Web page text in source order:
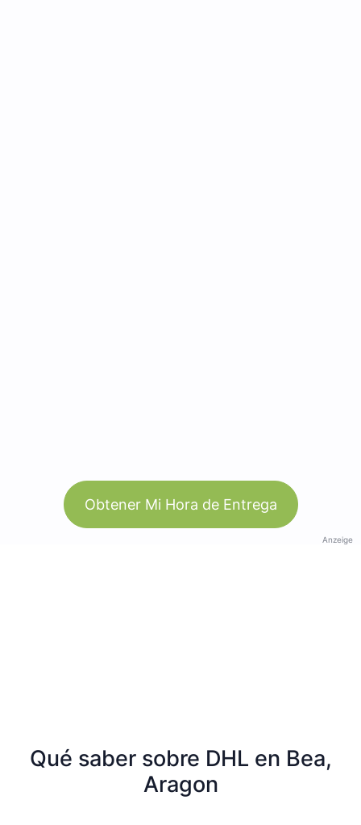
Obtener Mi Hora de Entrega
Anzeige
Qué saber sobre DHL en Bea,
Aragon